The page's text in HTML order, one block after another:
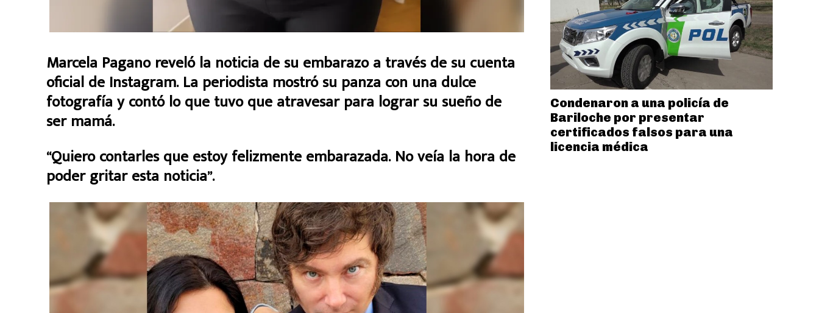
Marcela Pagano reveló la noticia de su embarazo a través de su cuenta
oficial de Instagram. La periodista mostró su panza con una dulce
fotografía y contó lo que tuvo que atravesar para lograr su sueño de
ser mamá.
“Quiero contarles que estoy felizmente embarazada. No veía la hora de
poder gritar esta noticia”.
Condenaron a una policía de
Bariloche por presentar
certificados falsos para una
licencia médica